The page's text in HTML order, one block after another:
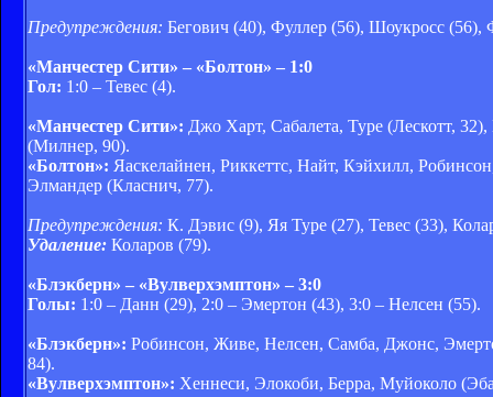
Предупреждения: Бегович (40), Фуллер (56), Шоукросс (56),
«Манчестер Сити» – «Болтон» – 1:0
Гол: 1:0 – Тевес (4).
«Манчестер Сити»: Джо Харт, Сабалета, Туре (Лескотт,
(Милнер, 90).
«Болтон»: Яаскелайнен, Риккеттс, Найт, Кэйхилл,
Элмандер (Класнич, 77).
Предупреждения: К. Дэвис (9), Яя Туре (27), Тевес (33),
Удаление: Коларов (79).
«Блэкберн» – «Вулверхэмптон» – 3:0
Голы: 1:0 – Данн (29), 2:0 – Эмертон (43), 3:0 – Нелсен (55).
«Блэкберн»: Робинсон, Живе, Нелсен, Самба, Джонс,
84).
«Вулверхэмптон»: Хеннеси, Элокоби, Берра, Муйоколо